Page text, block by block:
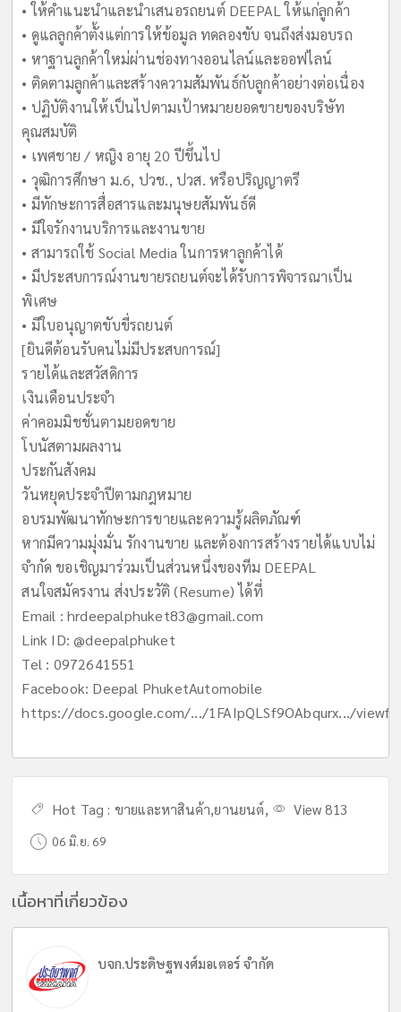
• ให้คำแนะนำและนำเสนอรถยนต์ DEEPAL ให้แก่ลูกค้า
• ดูแลลูกค้าตั้งแต่การให้ข้อมูล ทดลองขับ จนถึงส่งมอบรถ
• หาฐานลูกค้าใหม่ผ่านช่องทางออนไลน์และออฟไลน์
• ติดตามลูกค้าและสร้างความสัมพันธ์กับลูกค้าอย่างต่อเนื่อง
• ปฏิบัติงานให้เป็นไปตามเป้าหมายยอดขายของบริษัท
คุณสมบัติ
• เพศชาย / หญิง อายุ 20 ปีขึ้นไป
• วุฒิการศึกษา ม.6, ปวช., ปวส. หรือปริญญาตรี
• มีทักษะการสื่อสารและมนุษยสัมพันธ์ดี
• มีใจรักงานบริการและงานขาย
• สามารถใช้ Social Media ในการหาลูกค้าได้
• มีประสบการณ์งานขายรถยนต์จะได้รับการพิจารณาเป็น
พิเศษ
• มีใบอนุญาตขับขี่รถยนต์
[ยินดีต้อนรับคนไม่มีประสบการณ์]
รายได้และสวัสดิการ
เงินเดือนประจำ
ค่าคอมมิชชั่นตามยอดขาย
โบนัสตามผลงาน
ประกันสังคม
วันหยุดประจำปีตามกฎหมาย
อบรมพัฒนาทักษะการขายและความรู้ผลิตภัณฑ์
หากมีความมุ่งมั่น รักงานขาย และต้องการสร้างรายได้แบบไม่
จำกัด ขอเชิญมาร่วมเป็นส่วนหนึ่งของทีม DEEPAL
สนใจสมัครงาน ส่งประวัติ (Resume) ได้ที่
Email :hrdeepalphuket83@gmail.com
Link ID: @deepalphuket
Tel : 0972641551
Facebook: Deepal PhuketAutomobile
https://docs.google.com/.../1FAIpQLSf9OAbqurx.../
Hot Tag : ขายและหาสินค้า,ยานยนต์, View 813
06 มิ.ย. 69
เนื้อหาที่เกี่ยวข้อง
บจก.ประดิษฐพงศ์มอเตอร์ จำกัด